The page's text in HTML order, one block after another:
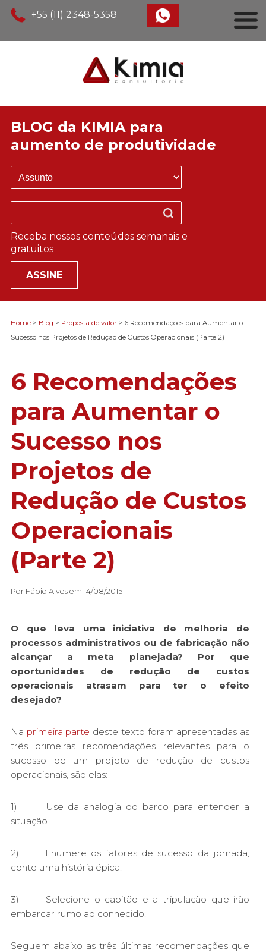
+55 (11) 2348-5358
BLOG da KIMIA para
aumento de produtividade
Receba nossos conteúdos semanais e
gratuitos
ASSINE
Home> Blog > Proposta de valor> 6 Recomendações para Aumentar o
Sucesso nos Projetos de Redução de Custos Operacionais (Parte 2)
6 Recomendações
para Aumentar o
Sucesso nos
Projetos de
Redução de Custos
Operacionais
(Parte 2)
Por Fábio Alves em 14/08/2015
O que leva uma iniciativa de melhoria de
processos administrativos ou de fabricação não
alcançar a meta planejada? Por que
oportunidades de redução de custos
operacionais atrasam para ter o efeito
desejado?
Na primeira parte deste texto foram apresentadas as
três primeiras recomendações relevantes para o
sucesso de um projeto de redução de custos
operacionais, são elas:
1) Use da analogia do barco para entender a
situação.
2) Enumere os fatores de sucesso da jornada,
conte uma história épica.
3) Selecione o capitão e a tripulação que irão
embarcar rumo ao conhecido.
Seguem abaixo as três últimas recomendações que